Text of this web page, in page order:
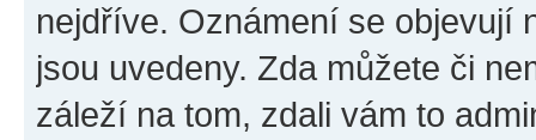
nejdříve. Oznámení se objevují
jsou uvedeny. Zda můžete či
záleží na tom, zdali vám to